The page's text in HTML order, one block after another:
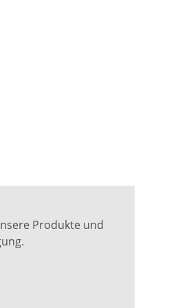
Produkte und